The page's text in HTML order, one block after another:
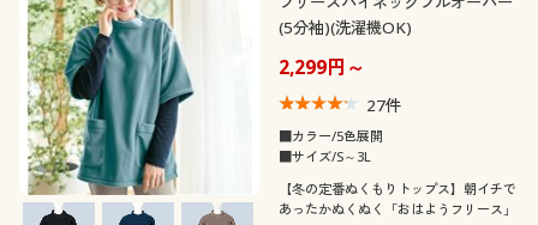
(5分袖)(洗濯機OK)
2,299円～
27件
■カラー/5色展開
■サイズ/S～3L
【冬の定番ぬくもりトップス】朝イチで
あったかぬくぬく「おはようフリース」